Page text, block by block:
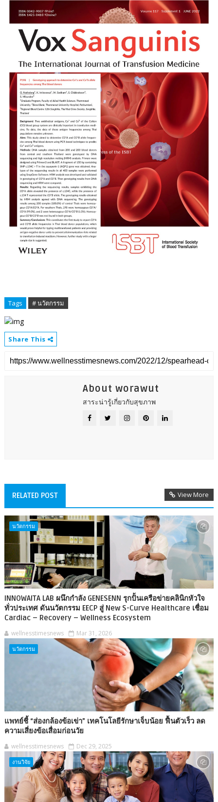
Tags # นวัตกรรม
Share This
About worawut
สาระน่ารู้เกี่ยวกับสุขภาพ
RELATED POST View More
นวัตกรรม
INNOWAITA LAB ผนึกกำลัง GENESENN รุกปั้นเครือข่ายคลินิกหัวใจ
ทั่วประเทศ ดันนวัตกรรม EECP สู่ New S-Curve Healthcare เชื่อม
Cardiac – Recovery – Wellness Ecosystem
wellnesstimesnews Mar 31, 2026
นวัตกรรม
แพทย์ชี้ “ส่องกล้องข้อเข่า” เทคโนโลยีรักษาเจ็บน้อย ฟื้นตัวเร็ว ลด
ความเสี่ยงข้อเสื่อมก่อนวัย
wellnesstimesnews Dec 29, 2025
งานวิจัย